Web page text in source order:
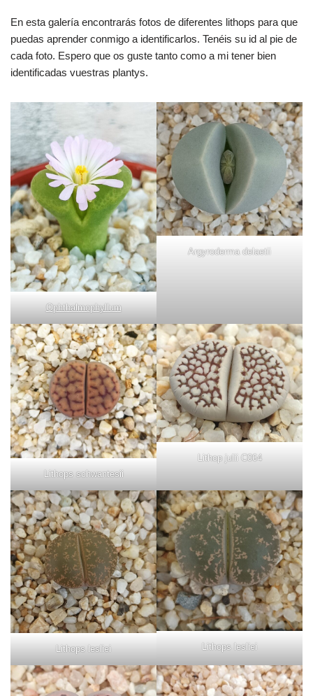
En esta galería encontrarás fotos de diferentes lithops para que
puedas aprender conmigo a identificarlos. Tenéis su id al pie de
cada foto. Espero que os guste tanto como a mi tener bien
identificadas vuestras plantys.
Ophthalmophyllum
Argyroderma delaetii
Lithops schwantesii
Lithop julii C064
Lithops lesliei Lithops lesliei